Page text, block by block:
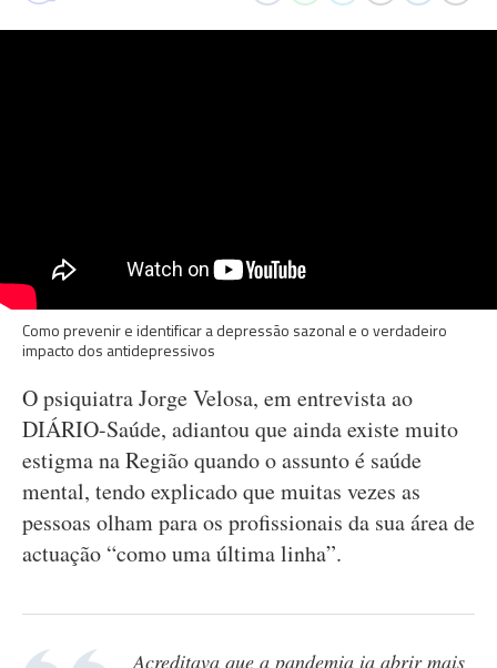
Como prevenir e identificar a depressão sazonal e o verdadeiro
impacto dos antidepressivos
O psiquiatra Jorge Velosa, em entrevista ao
DIÁRIO-Saúde, adiantou que ainda existe muito
estigma na Região quando o assunto é saúde
mental, tendo explicado que muitas vezes as
pessoas olham para os profissionais da sua área de
actuação “como uma última linha”.
Acreditava que a pandemia ia abrir mais